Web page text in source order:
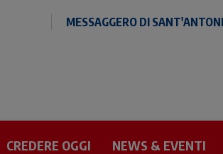
MESSAGGERO DI
CREDERE OGGI NEWS & EVENTI